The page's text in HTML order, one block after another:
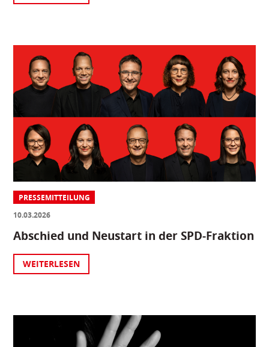
PRESSEMITTEILUNG
10.03.2026
Abschied und Neustart in der SPD-Fraktion
WEITERLESEN